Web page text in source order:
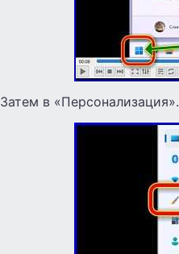
Затем в «Персонализация».